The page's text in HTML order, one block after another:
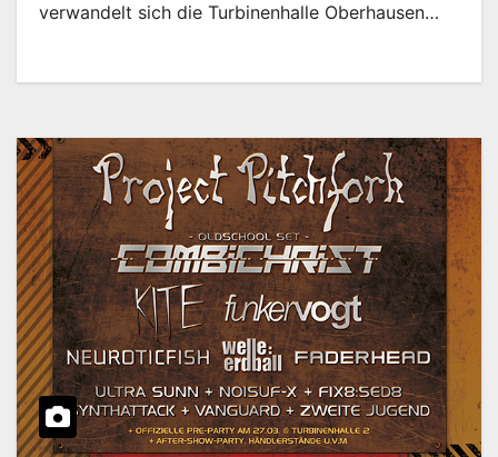
verwandelt sich die Turbinenhalle Oberhausen…